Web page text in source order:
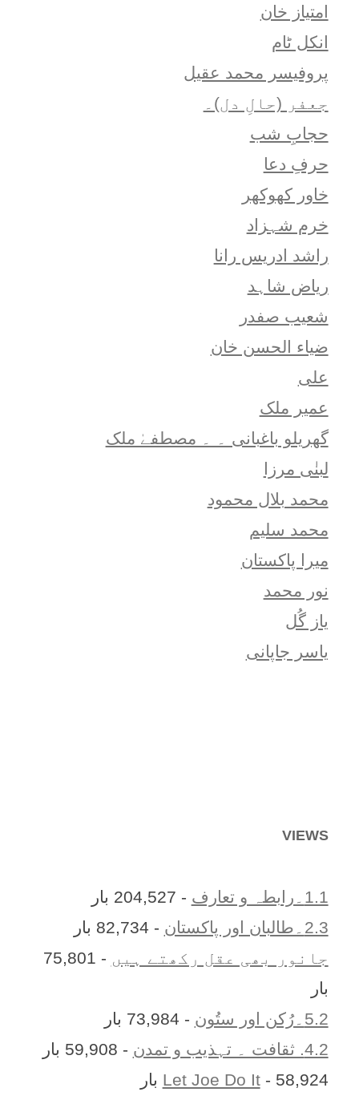
امتياز خان
انکل ٹام
پروفیسر محمد عقیل
جعفر (حالِ دل)۔
حجابِ شب
حرفِ دعا
خاور کھوکھر
خرم شہزاد
راشد ادریس رانا
ریاض شاہد
شعيب صفدر
ضیاء الحسن خان
علی
عمیر ملک
گھریلو باغبانی ۔ ۔ مصطفےٰ ملک
لبنٰی مرزا
محمد بلال محمود
محمد سلیم
میرا پاکستان
نور محمد
یاز گُل
یاسر جاپانی
VIEWS
1.1۔رابطہ و تعارف
- 204,527 بار
2.3۔طالبان اور پاکستان
- 82,734 بار
جانور بھی عقل رکھتے ہیں
- 75,801
بار
5.2۔رُکن اور ستُون
- 73,984 بار
4.2. ثقافت ۔ تہذیب و تمدن
- 59,908 بار
Let Joe Do It- 58,924 بار